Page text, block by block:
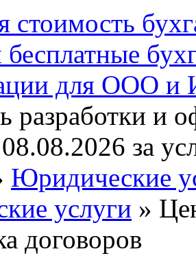
разработки и
за
Юридические
услуги »
договоров